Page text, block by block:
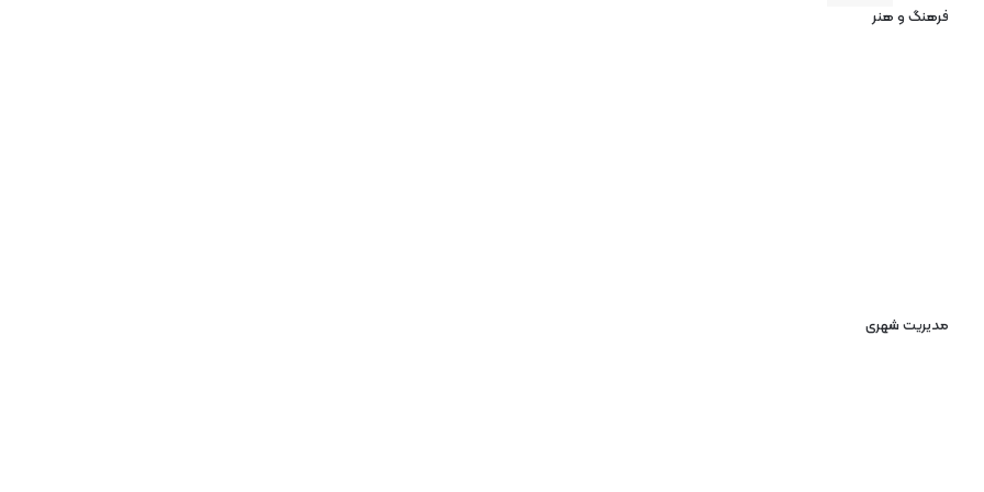
فرهنگ و هنر
مدیریت شهری